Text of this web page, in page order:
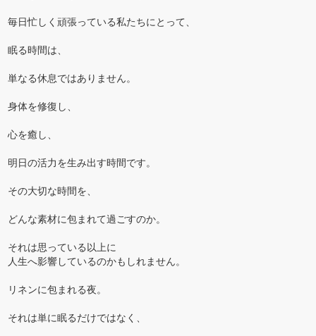
毎日忙しく頑張っている私たちにとって、
眠る時間は、
単なる休息ではありません。
身体を修復し、
心を癒し、
明日の活力を生み出す時間です。
その大切な時間を、
どんな素材に包まれて過ごすのか。
それは思っている以上に
人生へ影響しているのかもしれません。
リネンに包まれる夜。
それは単に眠るだけではなく、